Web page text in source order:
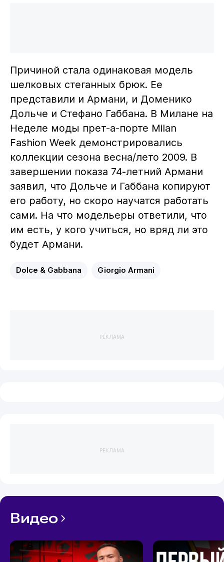
Причиной стала одинаковая модель
шелковых стеганных брюк. Ее
представили и Армани, и Доменико
Дольче и Стефано Габбана. В Милане на
Неделе моды прет-а-порте Milan
Fashion Week демонстрировались
коллекции сезона весна/лето 2009. В
завершении показа 74-летний Армани
заявил, что Дольче и Габбана копируют
его работу, но скоро научатся работать
сами. На что модельеры ответили, что
им есть, у кого учиться, но вряд ли это
будет Армани.
Dolce & Gabbana Giorgio Armani
РЕКЛАМА
РЕКЛАМА
Видео